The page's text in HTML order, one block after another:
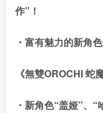
作”！
・富有魅力的新角
《無雙OROCHI
・新角色“盖娅”、